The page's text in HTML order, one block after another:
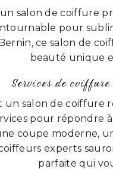
salon de coiffure
pour
ce salon de
beauté unique
Services de
un salon de coiffure
pour répondre
coupe moderne,
experts
parfaite qui